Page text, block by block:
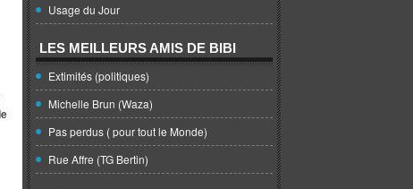
Usage du Jour
LES MEILLEURS AMIS DE BIBI
Extimités (politiques)
Michelle Brun (Waza)
Pas perdus ( pour tout le Monde)
Rue Affre (TG Bertin)